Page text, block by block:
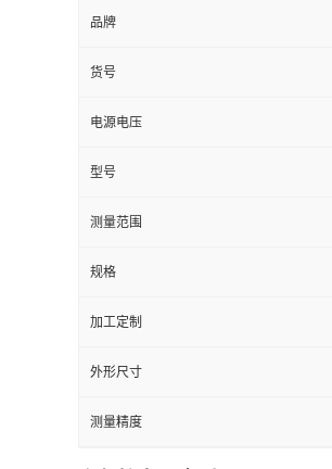
品牌
货号
电源电压
型号
测量范围
规格
加工定制
外形尺寸
测量精度